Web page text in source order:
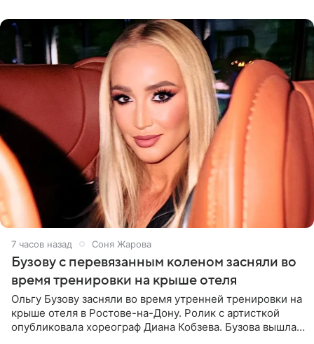
7 часов назад Соня Жарова
Бузову с перевязанным коленом засняли во
время тренировки на крыше отеля
Ольгу Бузову засняли во время утренней тренировки на
крыше отеля в Ростове-на-Дону. Ролик с артисткой
опубликовала хореограф Диана Кобзева. Бузова вышла